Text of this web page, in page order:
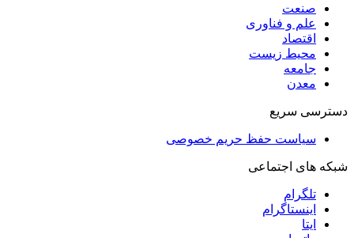
صنعت
علم و فناوری
اقتصاد
محیط زیست
جامعه
معدن
دسترسی سریع
سیاست حفظ حریم خصوصی
شبکه های اجتماعی
تلگرام
اینستاگرام
ایتا